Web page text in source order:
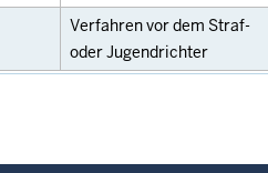
Verfahren vor dem Straf-
oder Jugendrichter